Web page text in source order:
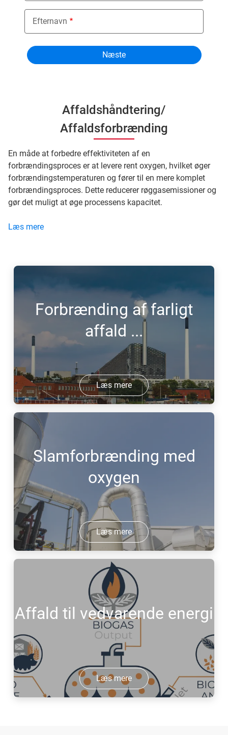
Affaldshåndtering/
Affaldsforbrænding
En måde at forbedre effektiviteten af ​​en
forbrændingsproces er at levere rent oxygen, hvilket øger
forbrændingstemperaturen og fører til en mere komplet
forbrændingsproces. Dette reducerer røggasemissioner og
gør det muligt at øge processens kapacitet.
Læs mere
Forbrænding af farligt
affald ...
Læs mere
Slamforbrænding med
oxygen
Læs mere
Affald til vedvarende energi
Læs mere
Efternavn